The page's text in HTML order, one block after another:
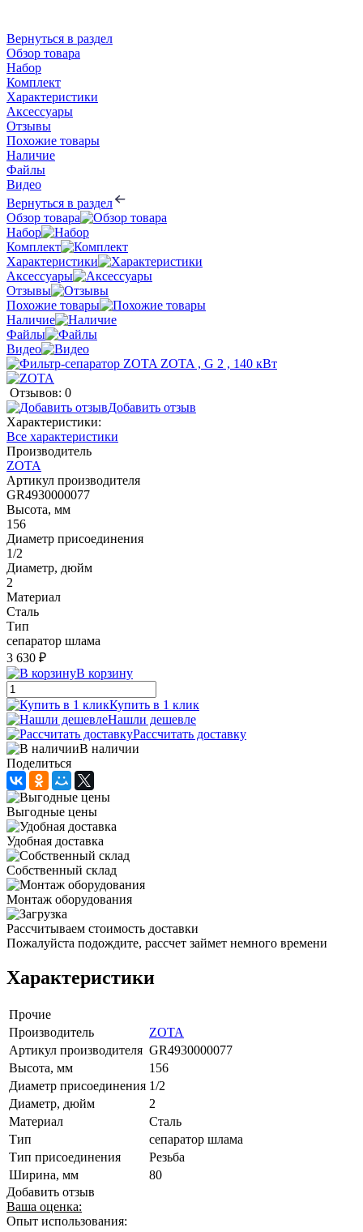
Вернуться в раздел
Обзор товара
Набор
Комплект
Характеристики
Аксессуары
Отзывы
Похожие товары
Наличие
Файлы
Видео
Вернуться в раздел
Обзор товара
Набор
Комплект
Характеристики
Аксессуары
Отзывы
Похожие товары
Наличие
Файлы
Видео
Отзывов: 0
Добавить отзыв
Характеристики:
Все характеристики
Производитель
ZOTA
Артикул производителя
GR4930000077
Высота, мм
156
Диаметр присоединения
1/2
Диаметр, дюйм
2
Материал
Сталь
Тип
сепаратор шлама
3 630 ₽
В корзину
Купить в 1 клик
Нашли дешевле
Рассчитать доставку
В наличии
Поделиться
Выгодные цены
Удобная доставка
Собственный склад
Монтаж оборудования
Рассчитываем стоимость доставки
Пожалуйста подождите, рассчет займет немного времени
Характеристики
Прочие
Производитель
ZOTA
Артикул производителя GR4930000077
Высота, мм
156
Диаметр присоединения 1/2
Диаметр, дюйм
2
Материал
Сталь
Тип
сепаратор шлама
Тип присоединения
Резьба
Ширина, мм
80
Добавить отзыв
Ваша оценка:
Опыт использования: